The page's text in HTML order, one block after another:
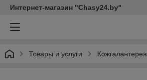
Интернет-магазин "Chasy24.by"
Товары и услуги Кожгалантерея